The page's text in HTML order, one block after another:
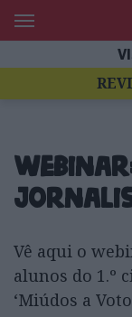
Vê aqui o
alunos do 1.º
‘Miúdos a